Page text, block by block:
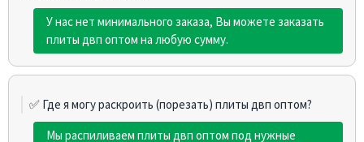
У нас нет минимального заказа, Вы можете заказать
плиты двп оптом на любую сумму.
✅ Где я могу раскроить (порезать) плиты двп оптом?
Мы распиливаем плиты двп оптом под нужные